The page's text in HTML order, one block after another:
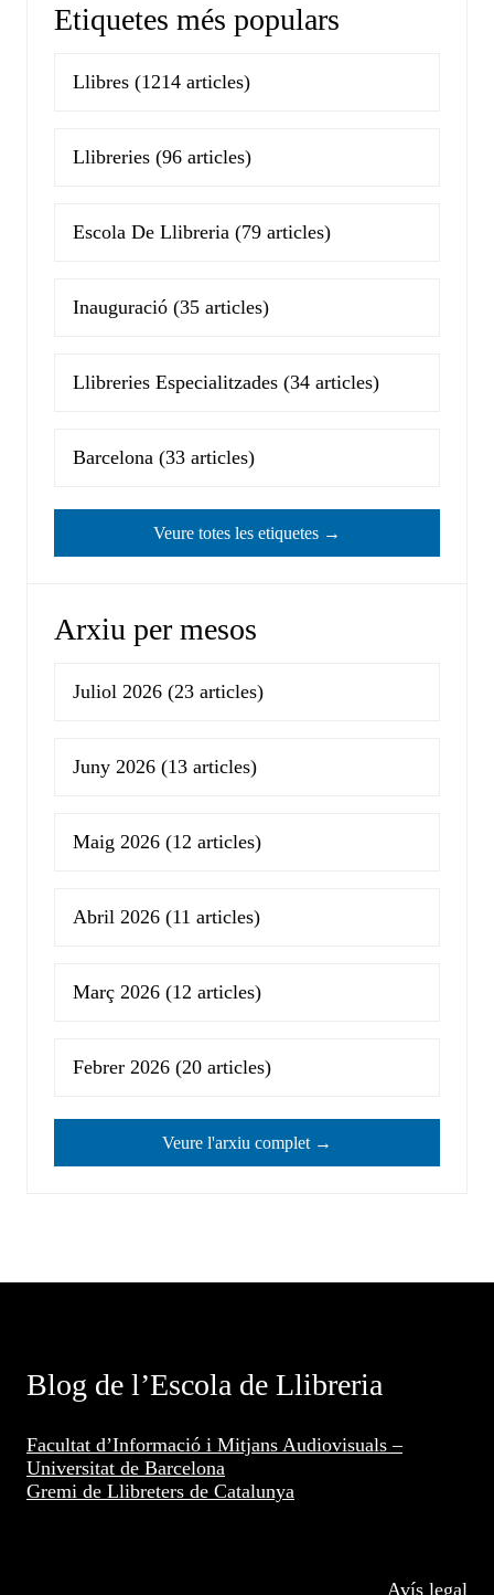
Etiquetes més populars
Llibres (1214 articles)
Llibreries (96 articles)
Escola De Llibreria (79 articles)
Inauguració (35 articles)
Llibreries Especialitzades (34 articles)
Barcelona (33 articles)
Veure totes les etiquetes →
Arxiu per mesos
Juliol 2026 (23 articles)
Juny 2026 (13 articles)
Maig 2026 (12 articles)
Abril 2026 (11 articles)
Març 2026 (12 articles)
Febrer 2026 (20 articles)
Veure l'arxiu complet →
Blog de l’Escola de Llibreria
Facultat d’Informació i Mitjans Audiovisuals –
Universitat de Barcelona
Gremi de Llibreters de Catalunya
Avís legal